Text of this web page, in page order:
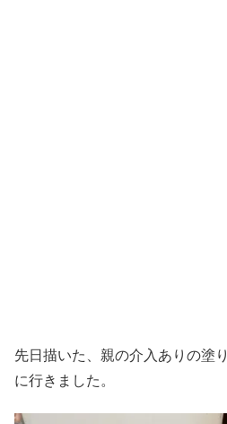
先日描いた、親の介入ありの塗
に行きました。